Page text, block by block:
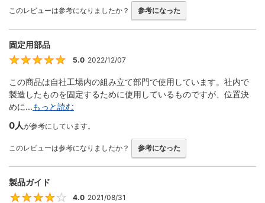
このレビューは参考になりましたか？ 参考になった
固定用部品
5
5.0 2022/12/07
この商品は自社工場内の組み立て部門で使用しています。社内で
製造したものを固定するために使用しているものですが、位置決
めに...もっと読む
0人が参考にしています。
このレビューは参考になりましたか？ 参考になった
製品ガイド
4.0 2021/08/31